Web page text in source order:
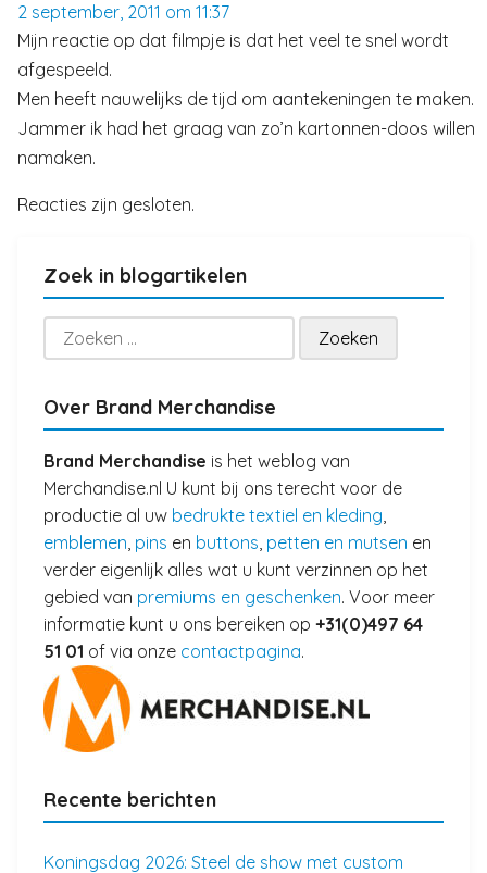
2 september, 2011 om 11:37
Mijn reactie op dat filmpje is dat het veel te snel wordt
afgespeeld.
Men heeft nauwelijks de tijd om aantekeningen te maken.
Jammer ik had het graag van zo’n kartonnen-doos willen
namaken.
Reacties zijn gesloten.
Zoek in blogartikelen
Zoeken
naar:
Over Brand Merchandise
Brand Merchandise is het weblog van
Merchandise.nl U kunt bij ons terecht voor de
productie al uw bedrukte textiel en kleding,
emblemen, pins en buttons, petten en mutsen en
verder eigenlijk alles wat u kunt verzinnen op het
gebied van premiums en geschenken. Voor meer
informatie kunt u ons bereiken op +31(0)497 64
51 01 of via onze contactpagina.
Recente berichten
Koningsdag 2026: Steel de show met custom